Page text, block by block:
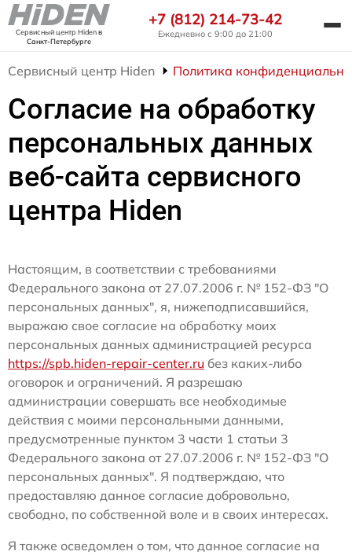
Сервисный центр Hidenв
Санкт-Петербурге
+7 (812) 214-73-42
Ежедневно с 9:00 до 21:00
Сервисный центр Hiden Политика
Согласие на обработку
персональных данных
веб-сайта сервисного
центра Hiden
Настоящим, в соответствии с требованиями
Федерального закона от 27.07.2006 г. № 152-ФЗ "О
персональных данных", я, нижеподписавшийся,
выражаю свое согласие на обработку моих
персональных данных администрацией ресурса
https://spb.hiden-repair-center.ru без каких-либо
оговорок и ограничений. Я разрешаю
администрации совершать все необходимые
действия с моими персональными данными,
предусмотренные пунктом 3 части 1 статьи 3
Федерального закона от 27.07.2006 г. № 152-ФЗ "О
персональных данных". Я подтверждаю, что
предоставляю данное согласие добровольно,
свободно, по собственной воле и в своих интересах.
Я также осведомлен о том, что данное согласие на